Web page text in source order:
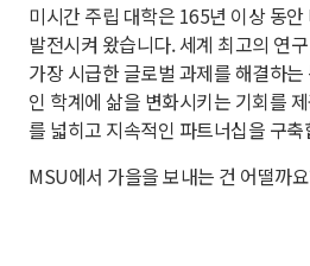
미시간 주립 대학은 165년 이상 동
발전시켜 왔습니다. 세계 최고의 연
가장 시급한 글로벌 과제를 해결하
인 학계에 삶을 변화시키는 기회를
를 넓히고 지속적인 파트너십을 구축
MSU에서 가을을 보내는 건 어떨까